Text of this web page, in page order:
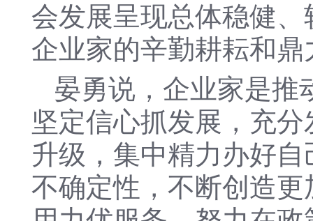
会发展呈现总体稳健
企业家的辛勤耕耘和鼎
晏勇说，企业家是推
坚定信心抓发展，充
升级，集中精力办好
不确定性，不断创造